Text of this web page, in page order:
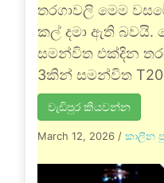
තරගාවලි මෙම
කල් දමා ඇති බවයි.
සමන්විත එක්දින
3කින් සමන්විත
වැඩිපුර කියවන්න
March 12, 2026 / කාලීන